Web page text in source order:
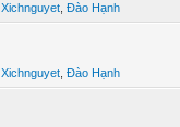
,Xichnguyet ,Đào Hạnh
,Xichnguyet ,Đào Hạnh